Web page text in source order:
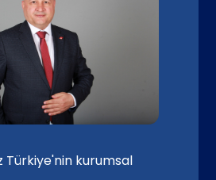
Türkiye'nin kurumsal